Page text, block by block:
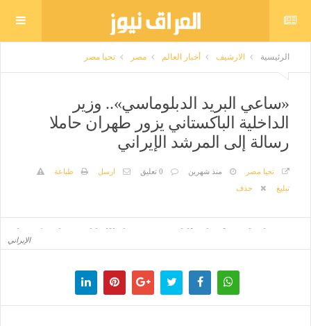
الرئيسية الارشيف أخبار العالم مصر تحيا مصر
«ساعي البريد الدبلوماسي».. وزير
الداخلية الباكستاني يزور طهران حاملا
رسالة إلى المرشد الإيراني
تحيا مصر منذ شهرين 0 تعليق ارسل
طباعة
تبليغ
حذف
الإيراني